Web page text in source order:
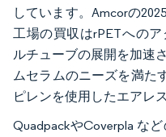
しています。Amcorの
工場の買収はrPETへの
ルチューブの展開を加速
ムセラムのニーズを満た
ピレンを使用したエア
QuadpackやCoverpla な